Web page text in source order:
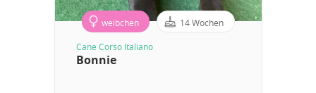
weibchen 14 Wochen
Cane Corso Italiano
Bonnie